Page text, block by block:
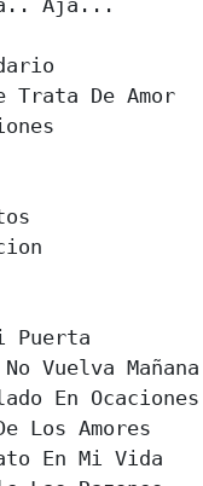
Aja...
De Amor
Puerta
Vuelva Mañana
En Ocaciones
Los Amores
En Mi Vida